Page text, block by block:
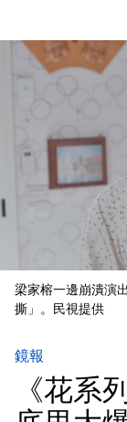
梁家榕一邊崩潰演
撕」。民視提供
鏡報
《花系